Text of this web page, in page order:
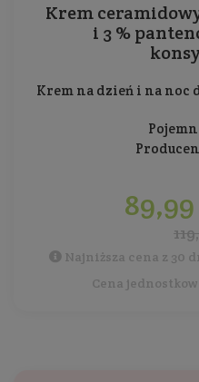
Krem
i 3 %
Krem na dzień i na noc
89,99
Najniższa cena z 30
Cena